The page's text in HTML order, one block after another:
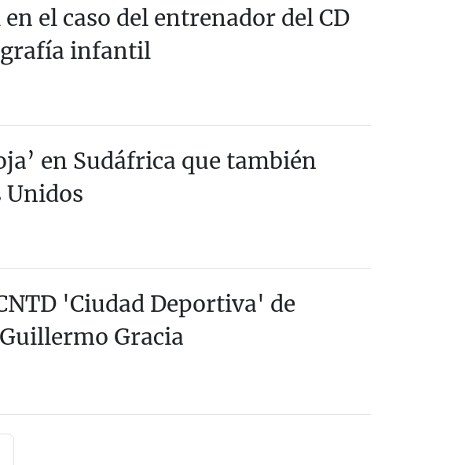
el caso del entrenador del CD
infantil
en Sudáfrica que también
Unidos
'Ciudad Deportiva' de
Gracia